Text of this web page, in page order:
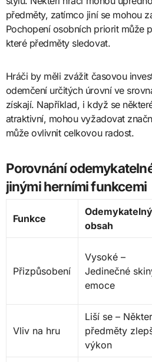
předměty, zatímco jiní se mohou
Pochopení osobních priorit může
které předměty sledovat.
Hráči by měli zvážit časovou
odemčení určitých úrovní ve
získají. Například, i když se
atraktivní, mohou vyžadovat
může ovlivnit celkovou radost.
Porovnání
jinými herními funkcemi
Funkce
Odemykatelný
obsah
Přizpůsobení
Vysoké –
Jedinečné
emoce
Vliv na hru
Liší se –
předměty
výkon